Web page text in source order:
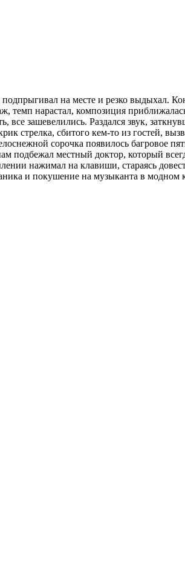
на месте и резко выдыхал.
темп нарастал, композиция
зашевелились. Раздался звук,
стрелка, сбитого кем-то из гостей,
сорочка появилось багровое
подбежал местный доктор, который
нажимал на клавиши, стараясь
и покушение на музыканта в модном